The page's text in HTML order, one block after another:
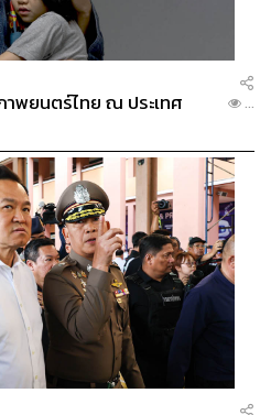
าพยนตร์ไทย ณ ประเทศ
...